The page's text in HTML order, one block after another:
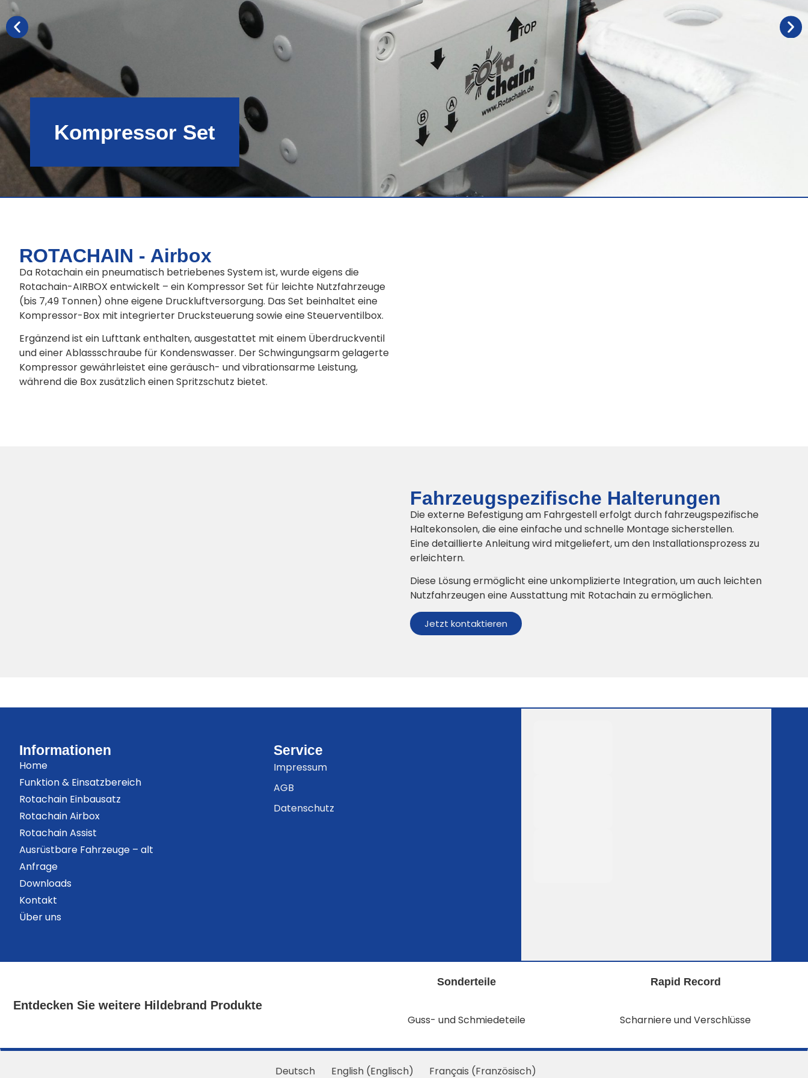
Kompressor Set
ROTACHAIN - Airbox
Da Rotachain ein pneumatisch betriebenes System ist, wurde eigens die
Rotachain-AIRBOX entwickelt – ein Kompressor Set für leichte Nutzfahrzeuge
(bis 7,49 Tonnen) ohne eigene Druckluftversorgung. Das Set beinhaltet eine
Kompressor-Box mit integrierter Drucksteuerung sowie eine Steuerventilbox.
Ergänzend ist ein Lufttank enthalten, ausgestattet mit einem Überdruckventil
und einer Ablassschraube für Kondenswasser. Der Schwingungsarm gelagerte
Kompressor gewährleistet eine geräusch- und vibrationsarme Leistung,
während die Box zusätzlich einen Spritzschutz bietet.
Fahrzeugspezifische Halterungen
Die externe Befestigung am Fahrgestell erfolgt durch fahrzeugspezifische
Haltekonsolen, die eine einfache und schnelle Montage sicherstellen.
Eine detaillierte Anleitung wird mitgeliefert, um den Installationsprozess zu
erleichtern.
Diese Lösung ermöglicht eine unkomplizierte Integration, um auch leichten
Nutzfahrzeugen eine Ausstattung mit Rotachain zu ermöglichen.
Jetzt kontaktieren
Informationen
Home
Funktion & Einsatzbereich
Rotachain Einbausatz
Rotachain Airbox
Rotachain Assist
Ausrüstbare Fahrzeuge – alt
Anfrage
Downloads
Kontakt
Über uns
Service
Impressum
AGB
Datenschutz
Entdecken Sie weitere Hildebrand Produkte
Sonderteile
Guss- und Schmiedeteile
Rapid Record
Scharniere und Verschlüsse
Deutsch English(Englisch) Français (Französisch)